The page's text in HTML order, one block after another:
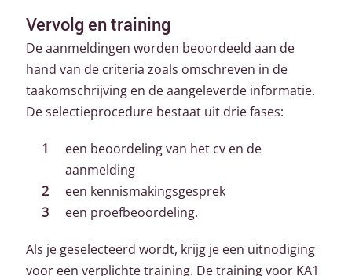
Vervolg en training
De aanmeldingen worden beoordeeld aan de
hand van de criteria zoals omschreven in de
taakomschrijving en de aangeleverde informatie.
De selectieprocedure bestaat uit drie fases:
een beoordeling van het cv en de
aanmelding
een kennismakingsgesprek
een proefbeoordeling.
Als je geselecteerd wordt, krijg je een uitnodiging
voor een verplichte training. De training voor KA1